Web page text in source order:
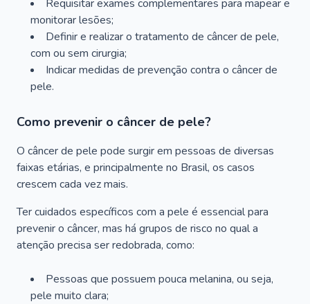
Requisitar exames complementares para mapear e
monitorar lesões;
Definir e realizar o tratamento de câncer de pele,
com ou sem cirurgia;
Indicar medidas de prevenção contra o câncer de
pele.
Como prevenir o câncer de pele?
O câncer de pele pode surgir em pessoas de diversas
faixas etárias, e principalmente no Brasil, os casos
crescem cada vez mais.
Ter cuidados específicos com a pele é essencial para
prevenir o câncer, mas há grupos de risco no qual a
atenção precisa ser redobrada, como:
Pessoas que possuem pouca melanina, ou seja,
pele muito clara;